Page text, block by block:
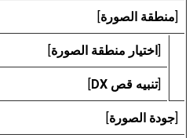
[منطقة الصورة]
[اختيار منطقة الصورة]
[تنبيه قص DX ]
[جودة الصورة]